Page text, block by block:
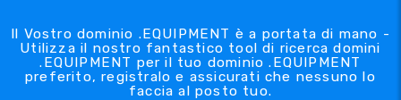
Il Vostro dominio .EQUIPMENT è a portata di mano -
Utilizza il nostro fantastico tool di ricerca domini
.EQUIPMENT per il tuo dominio .EQUIPMENT
preferito, registralo e assicurati che nessuno lo
faccia al posto tuo.